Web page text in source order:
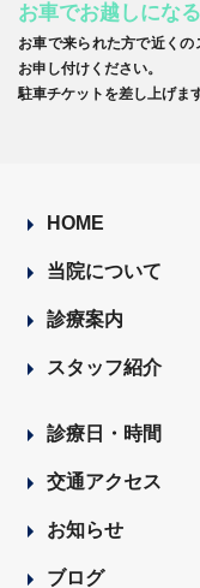
お車でお越しにな
お車で来られた方で近く
お申し付けください。
駐車チケットを差し上げます
HOME
当院について
診療案内
スタッフ紹介
診療日・時間
交通アクセス
お知らせ
ブログ